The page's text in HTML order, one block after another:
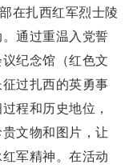
在扎西红军烈士陵
通过重温入党誓
纪念馆（红色文
过扎西的英勇事
程和历史地位，
文物和图片，让
军精神。在活动